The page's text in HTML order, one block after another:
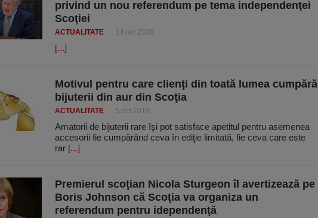
privind un nou referendum pe tema independenţei
Scoţiei
ACTUALITATE 14 ian 2020
[...]
Motivul pentru care clienţi din toată lumea cumpără
bijuterii din aur din Scoţia
ACTUALITATE 5 oct 2019
Amatorii de bijuterii rare îşi pot satisface apetitul pentru asemenea
accesorii fie cumpărând ceva în ediţie limitată, fie ceva care este
rar [...]
Premierul scoţian Nicola Sturgeon îl avertizează pe
Boris Johnson că Scoţia va organiza un
referendum pentru idependenţă